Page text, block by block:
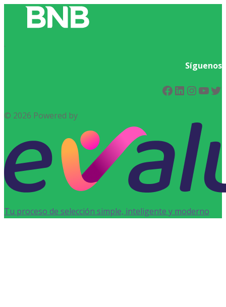
.
Síguenos
Facebook
LinkedIn
© 2026 Powered by
Tu proceso de selección simple, inteligente y moderno